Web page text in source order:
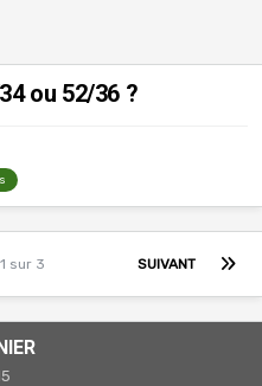
ou 52/36 ?
SUIVANT
sur 3